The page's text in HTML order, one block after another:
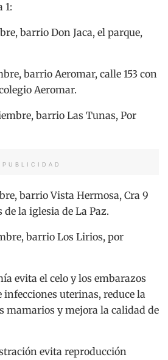
1:
barrio Don Jaca, el parque,
barrio Aeromar, calle 153 con
Aeromar.
barrio Las Tunas, Por
PUBLICIDAD
barrio Vista Hermosa, Cra 9
de la iglesia de La Paz.
barrio Los Lirios, por
evita el celo y los embarazos
infecciones uterinas, reduce la
mamarios y mejora la calidad de
evita reproducción